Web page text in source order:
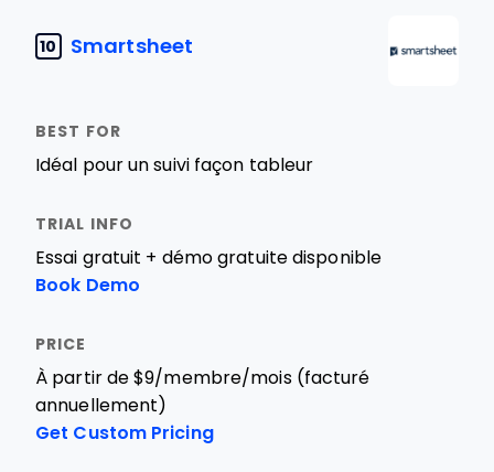
10 Smartsheet
Idéal pour un suivi façon tableur
Essai gratuit + démo gratuite disponible
Book Demo
À partir de $9/membre/mois (facturé
annuellement)
Get Custom Pricing